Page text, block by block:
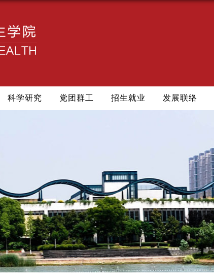
科学研究 党团群工 招生就业 发展联络